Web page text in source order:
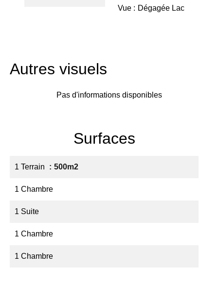
Vue Dégagée Lac
Autres visuels
Pas d'informations disponibles
Surfaces
1 Terrain 500m2
1 Chambre
1 Suite
1 Chambre
1 Chambre